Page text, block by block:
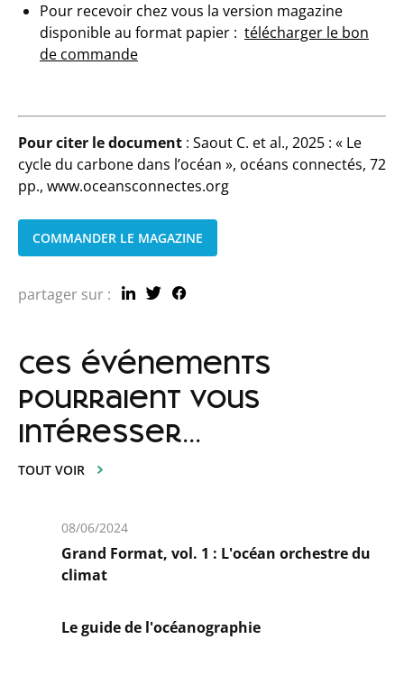
Pour recevoir chez vous la version magazine
disponible au format papier : télécharger le bon
de commande
Pour citer le document : Saout C. et al., 2025 : « Le
cycle du carbone dans l’océan », océans connectés, 72
pp., www.oceansconnectes.org
COMMANDER LE MAGAZINE
partager sur :
ces événements
pourraient vous
intéresser...
TOUT VOIR
08/06/2024
Grand Format, vol. 1 : L'océan orchestre du
climat
plus
Le guide de l'océanographie